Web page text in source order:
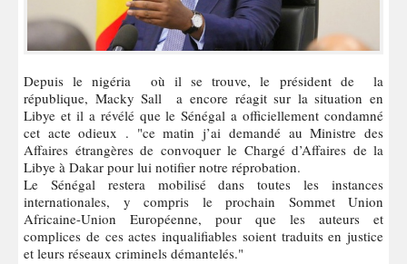
Depuis le nigéria où il se trouve, le président de la
république, Macky Sall a encore réagit sur la situation en
Libye et il a révélé que le Sénégal a officiellement condamné
cet acte odieux . "ce matin j’ai demandé au Ministre des
Affaires étrangères de convoquer le Chargé d’Affaires de la
Libye à Dakar pour lui notifier notre réprobation.
Le Sénégal restera mobilisé dans toutes les instances
internationales, y compris le prochain Sommet Union
Africaine-Union Européenne, pour que les auteurs et
complices de ces actes inqualifiables soient traduits en justice
et leurs réseaux criminels démantelés."